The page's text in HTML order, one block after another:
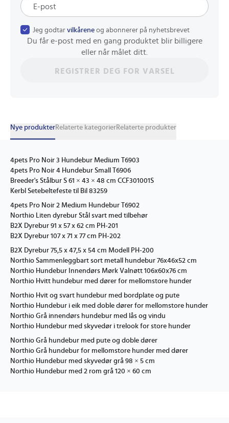
Jeg godtar vilkårene og abonnerer på nyhetsbrevet
Du får e-post med en gang produktet blir billigere
eller når målet ditt.
REGISTRER DEG FOR VARSEL
Nye produkterRelaterte kategorierRelaterte produkter
4pets Pro Noir 3 Hundebur Medium T6903
4pets Pro Noir 4 Hundebur Small T6906
Breeder's Stålbur S 61 × 43 × 48 cm CCF301001S
Kerbl Setebeltefeste til Bil 83259
4pets Pro Noir 2 Medium Hundebur T6902
Northio Liten dyrebur Stål svart med tilbehør
B2X Dyrebur 91 x 57 x 62 cm PH-201
B2X Dyrebur 107 x 71 x 77 cm PH-202
B2X Dyrebur 75,5 x 47,5 x 54 cm Modell PH-200
Northio Sammenleggbart sort metall hundebur 76x46x52 cm
Northio Hundebur Innendørs Mørk Valnøtt 106x60x76 cm
Northio Hvitt hundebur med dører for mellomstore hunder
Northio Hvit og svart hundebur med bordplate og pute
Northio Hundebur i eik med doble dører for mellomstore hunder
Northio Grå innendørs hundebur med lås og vindu
Northio Hundebur med skyvedør i trelook for store hunder
Northio Grå hundebur med pute og doble dører
Northio Grå hundebur for mellomstore hunder med dører
Northio Hundebur med skyvedør grå 98 × 5 cm
Northio Hundebur med 2 rom grå 120 × 60 cm